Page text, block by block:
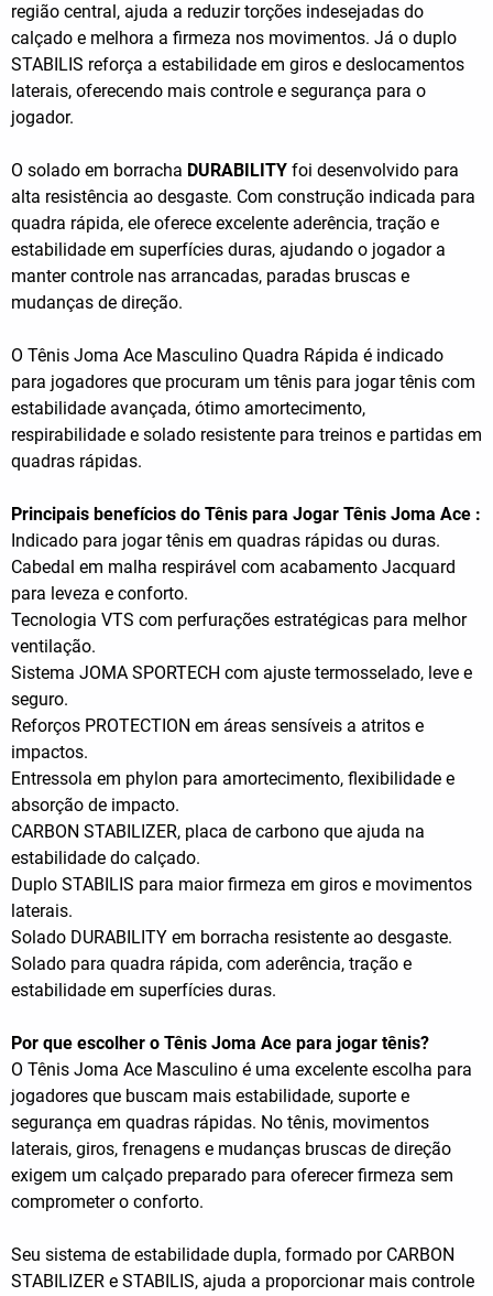
região central, ajuda a reduzir torções indesejadas do
calçado e melhora a firmeza nos movimentos. Já o duplo
STABILIS reforça a estabilidade em giros e deslocamentos
laterais, oferecendo mais controle e segurança para o
jogador.
O solado em borracha DURABILITY foi desenvolvido para
alta resistência ao desgaste. Com construção indicada para
quadra rápida, ele oferece excelente aderência, tração e
estabilidade em superfícies duras, ajudando o jogador a
manter controle nas arrancadas, paradas bruscas e
mudanças de direção.
O Tênis Joma Ace Masculino Quadra Rápida é indicado
para jogadores que procuram um tênis para jogar tênis com
estabilidade avançada, ótimo amortecimento,
respirabilidade e solado resistente para treinos e partidas em
quadras rápidas.
Principais benefícios do Tênis para Jogar Tênis Joma Ace :
Indicado para jogar tênis em quadras rápidas ou duras.
Cabedal em malha respirável com acabamento Jacquard
para leveza e conforto.
Tecnologia VTS com perfurações estratégicas para melhor
ventilação.
Sistema JOMA SPORTECH com ajuste termosselado, leve e
seguro.
Reforços PROTECTION em áreas sensíveis a atritos e
impactos.
Entressola em phylon para amortecimento, flexibilidade e
absorção de impacto.
CARBON STABILIZER, placa de carbono que ajuda na
estabilidade do calçado.
Duplo STABILIS para maior firmeza em giros e movimentos
laterais.
Solado DURABILITY em borracha resistente ao desgaste.
Solado para quadra rápida, com aderência, tração e
estabilidade em superfícies duras.
Por que escolher o Tênis Joma Ace para jogar tênis?
O Tênis Joma Ace Masculino é uma excelente escolha para
jogadores que buscam mais estabilidade, suporte e
segurança em quadras rápidas. No tênis, movimentos
laterais, giros, frenagens e mudanças bruscas de direção
exigem um calçado preparado para oferecer firmeza sem
comprometer o conforto.
Seu sistema de estabilidade dupla, formado por CARBON
STABILIZER e STABILIS, ajuda a proporcionar mais controle